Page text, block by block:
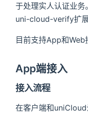
于处理实人认证业务
uni-cloud-verify扩展
目前支持App和Web
App端接入
接入流程
在客户端和